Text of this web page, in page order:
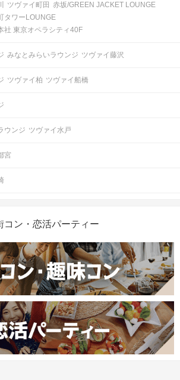
ツヴァイ町田 赤坂/GREEN JACKET LOUNGE
タワーLOUNGE
社 東京オペラシティ40F
みなとみらいラウンジ ツヴァイ藤沢
ツヴァイ柏 ツヴァイ船橋
ウンジ ツヴァイ水戸
宮
コン・恋活パーティー